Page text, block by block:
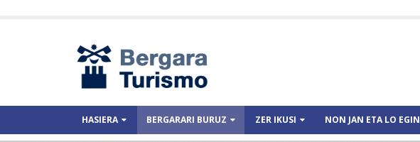
HASIERA BERGARARI BURUZ ZER IKUSI NON JAN ETA LO EGIN